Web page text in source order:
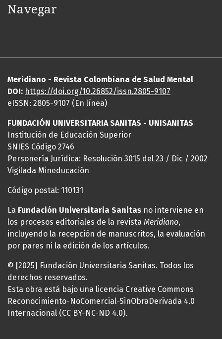
Navegar
Meridiano - Revista Colombiana de Salud Mental
DOI: https://doi.org/10.26852/issn.2805-9107
eISSN: 2805-9107 (En línea)
FUNDACIÓN UNIVERSITARIA SANITAS - UNISANITAS
Institución de Educación Superior
SNIES Código 2746
Personería Jurídica: Resolución 3015 del 23 / Dic / 2002
Vigilada Mineducación
Código postal: 110131
La Fundación Universitaria Sanitas no interviene en
los procesos editoriales de la revista Meridiano,
incluyendo la recepción de manuscritos, la evaluación
por pares ni la edición de los artículos.
© [2025] Fundación Universitaria Sanitas. Todos los
derechos reservados.
Esta obra está bajo una licencia Creative Commons
Reconocimiento-NoComercial-SinObraDerivada 4.0
Internacional (CC BY-NC-ND 4.0).